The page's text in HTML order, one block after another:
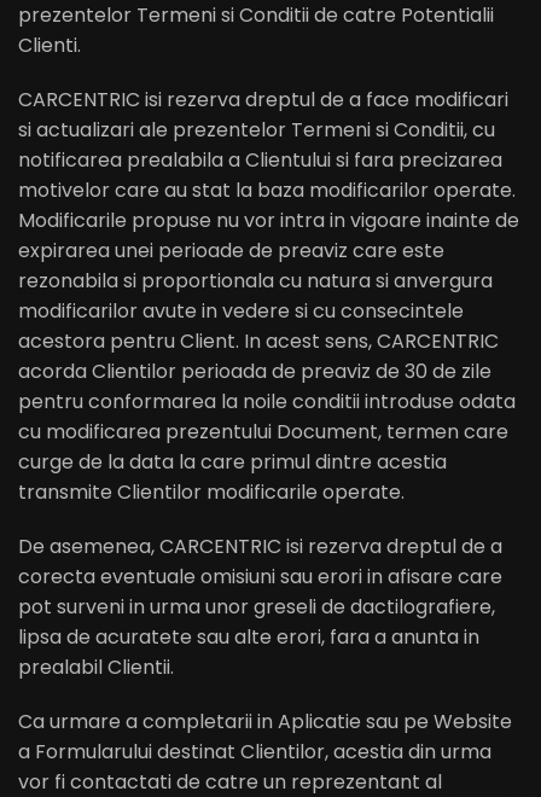
prezentelor Termeni si Conditii de catre Potentialii
Clienti.
CARCENTRIC isi rezerva dreptul de a face modificari
si actualizari ale prezentelor Termeni si Conditii, cu
notificarea prealabila a Clientului si fara precizarea
motivelor care au stat la baza modificarilor operate.
Modificarile propuse nu vor intra in vigoare inainte de
expirarea unei perioade de preaviz care este
rezonabila si proportionala cu natura si anvergura
modificarilor avute in vedere si cu consecintele
acestora pentru Client. In acest sens, CARCENTRIC
acorda Clientilor perioada de preaviz de 30 de zile
pentru conformarea la noile conditii introduse odata
cu modificarea prezentului Document, termen care
curge de la data la care primul dintre acestia
transmite Clientilor modificarile operate.
De asemenea, CARCENTRIC isi rezerva dreptul de a
corecta eventuale omisiuni sau erori in afisare care
pot surveni in urma unor greseli de dactilografiere,
lipsa de acuratete sau alte erori, fara a anunta in
prealabil Clientii.
Ca urmare a completarii in Aplicatie sau pe Website
a Formularului destinat Clientilor, acestia din urma
vor fi contactati de catre un reprezentant al